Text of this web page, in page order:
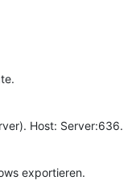
Host: Server:636.
exportieren.